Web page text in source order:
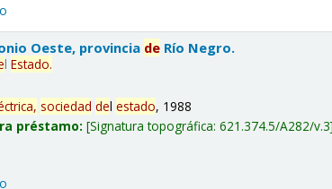
Oeste, provincia de Río Negro.
lEstado.
sociedad delestado, 1988
préstamo: Signatura topográfica:621.374.5/A282/v.3